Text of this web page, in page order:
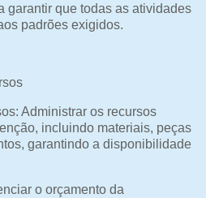
garantir que todas as atividades
padrões exigidos.
Administrar os recursos
incluindo materiais, peças
garantindo a disponibilidade
o orçamento da